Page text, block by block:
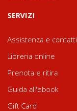
SERVIZI
Assistenza e contatti
Libreria online
Prenota e ritira
Guida all'ebook
Gift Card